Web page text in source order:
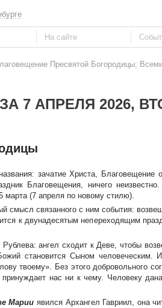
Пресвятой Богородицы;
7 АПРЕЛЯ 2026,
зачатие Христа,
Благовещения, ничего
марта (7 апреля по новому стилю).
смысл связанного с ним события:
к двунадесятым непереходящим
ангел сходит к Деве, чтобы
становится Сыном человеческим.
твоему». Без этого добровольного
нас ни к чему. Человеку
Марии явился Архангел Гавриил, она